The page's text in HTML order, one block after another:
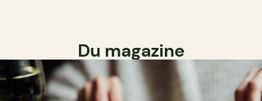
Du magazine